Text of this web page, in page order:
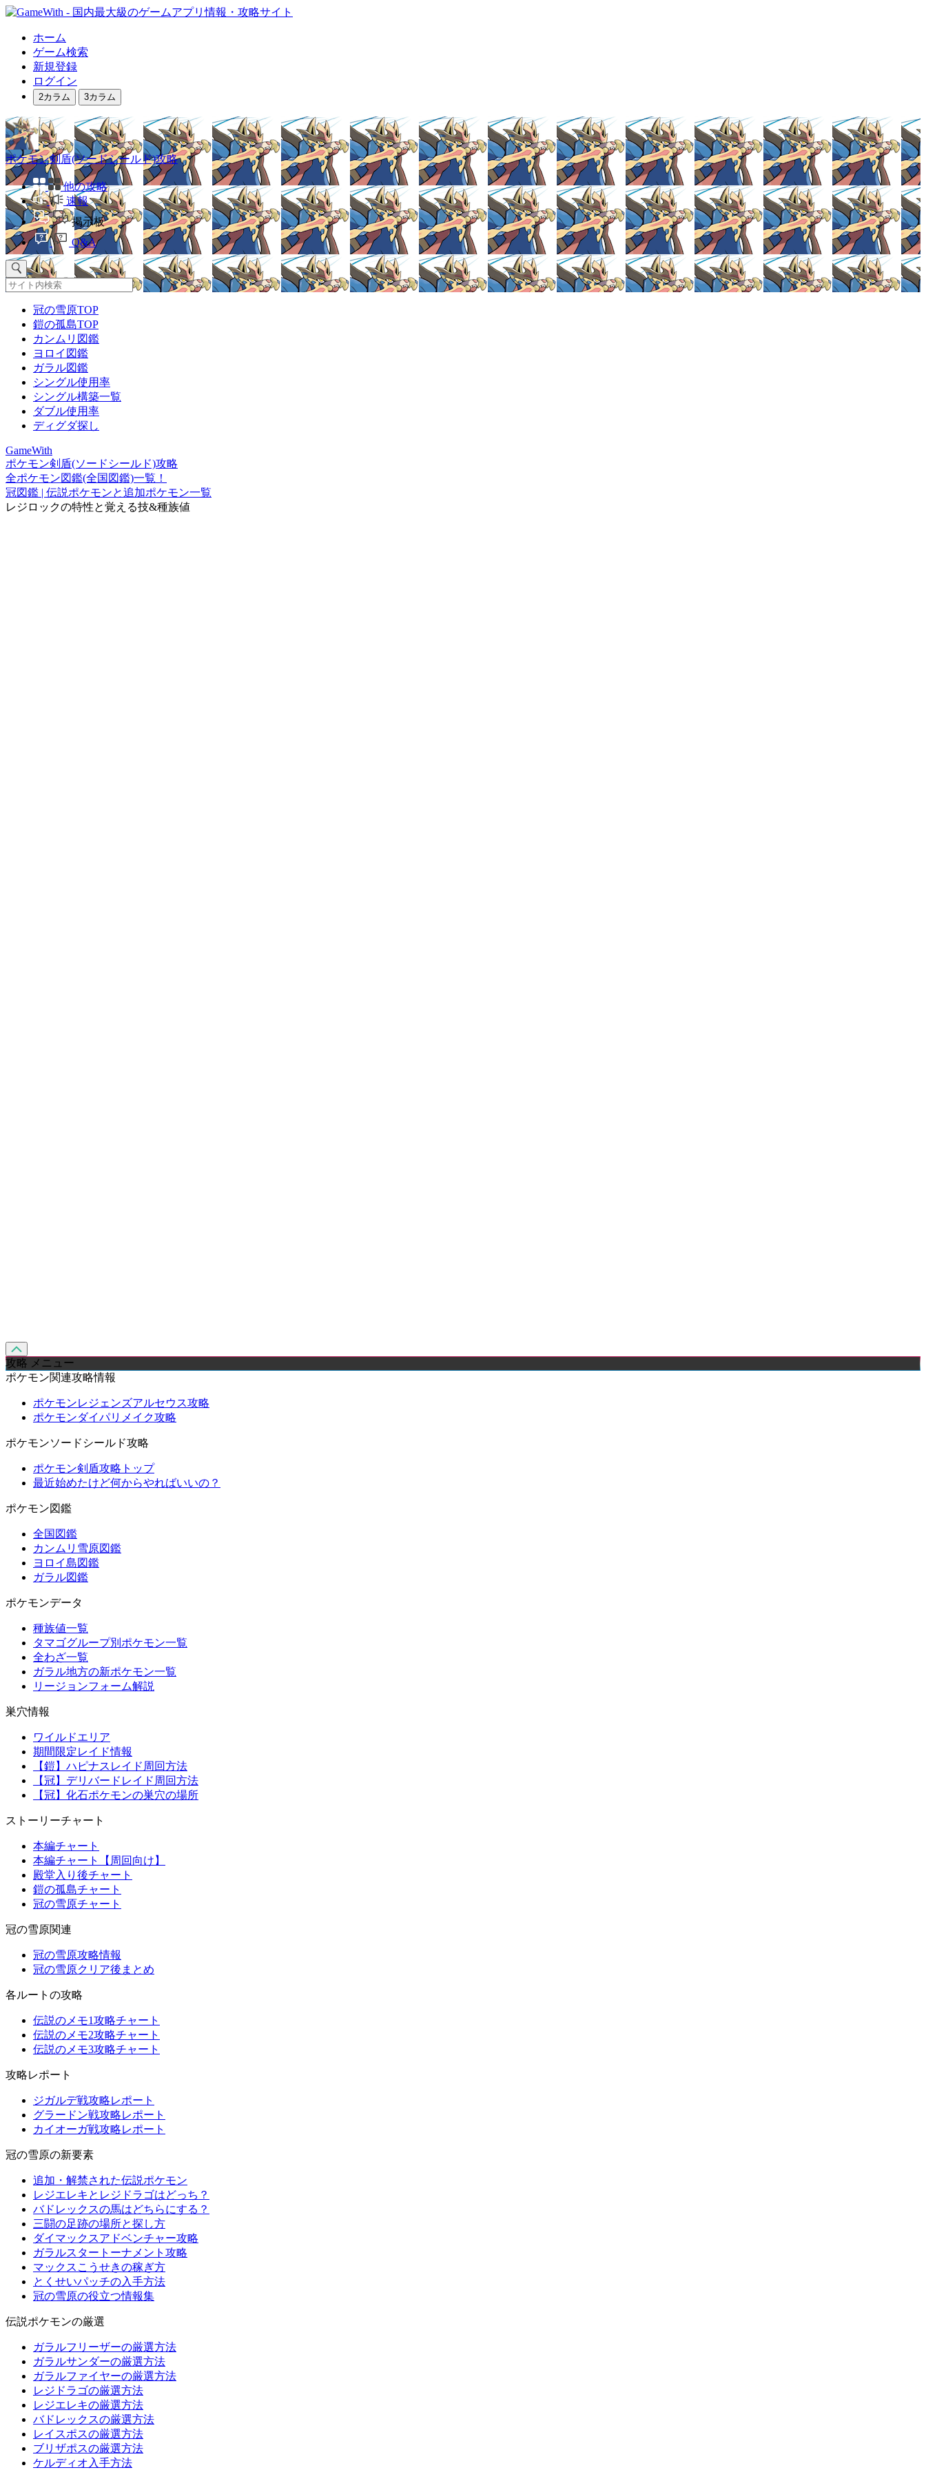
ホーム
ゲーム検索
新規登録
ログイン
2カラム 3カラム
ポケモン剣盾(ソードシールド)攻略
他の攻略
速報
掲示板
Q&A
冠の雪原TOP
鎧の孤島TOP
カンムリ図鑑
ヨロイ図鑑
ガラル図鑑
シングル使用率
シングル構築一覧
ダブル使用率
ディグダ探し
GameWith
ポケモン剣盾(ソードシールド)攻略
全ポケモン図鑑(全国図鑑)一覧！
冠図鑑 | 伝説ポケモンと追加ポケモン一覧
レジロックの特性と覚える技&種族値
攻略 メニュー
ポケモン関連攻略情報
ポケモンレジェンズアルセウス攻略
ポケモンダイパリメイク攻略
ポケモンソードシールド攻略
ポケモン剣盾攻略トップ
最近始めたけど何からやればいいの？
ポケモン図鑑
全国図鑑
カンムリ雪原図鑑
ヨロイ島図鑑
ガラル図鑑
ポケモンデータ
種族値一覧
タマゴグループ別ポケモン一覧
全わざ一覧
ガラル地方の新ポケモン一覧
リージョンフォーム解説
巣穴情報
ワイルドエリア
期間限定レイド情報
【鎧】ハピナスレイド周回方法
【冠】デリバードレイド周回方法
【冠】化石ポケモンの巣穴の場所
ストーリーチャート
本編チャート
本編チャート【周回向け】
殿堂入り後チャート
鎧の孤島チャート
冠の雪原チャート
冠の雪原関連
冠の雪原攻略情報
冠の雪原クリア後まとめ
各ルートの攻略
伝説のメモ1攻略チャート
伝説のメモ2攻略チャート
伝説のメモ3攻略チャート
攻略レポート
ジガルデ戦攻略レポート
グラードン戦攻略レポート
カイオーガ戦攻略レポート
冠の雪原の新要素
追加・解禁された伝説ポケモン
レジエレキとレジドラゴはどっち？
バドレックスの馬はどちらにする？
三闘の足跡の場所と探し方
ダイマックスアドベンチャー攻略
ガラルスタートーナメント攻略
マックスこうせきの稼ぎ方
とくせいパッチの入手方法
冠の雪原の役立つ情報集
伝説ポケモンの厳選
ガラルフリーザーの厳選方法
ガラルサンダーの厳選方法
ガラルファイヤーの厳選方法
レジドラゴの厳選方法
レジエレキの厳選方法
バドレックスの厳選方法
レイスポスの厳選方法
ブリザポスの厳選方法
ケルディオ入手方法